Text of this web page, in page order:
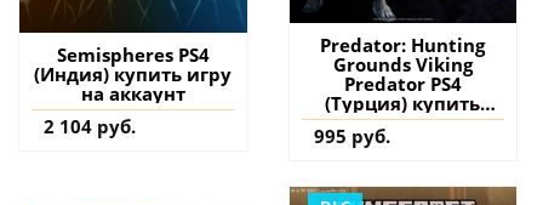
Semispheres PS4
(Индия) купить игру
на аккаунт
2 104 руб.
Predator: Hunting
Grounds Viking
Predator PS4
(Турция) купить
дополнение на
аккаунт
995 руб.